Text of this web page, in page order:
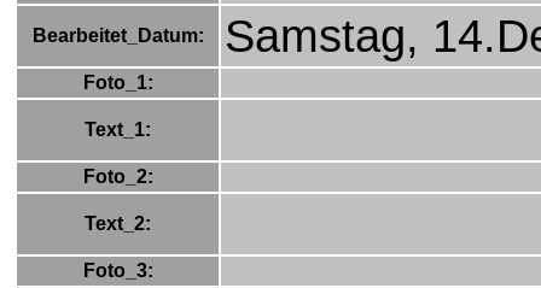
Bearbeitet_Datum: Samstag,
Foto_1:
Text_1:
Foto_2:
Text_2:
Foto_3: